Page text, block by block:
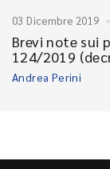
03 Dicembre 2019
Brevi note sui
124/2019
Andrea Perini